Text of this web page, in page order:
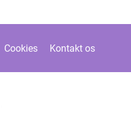
Cookies Kontakt os